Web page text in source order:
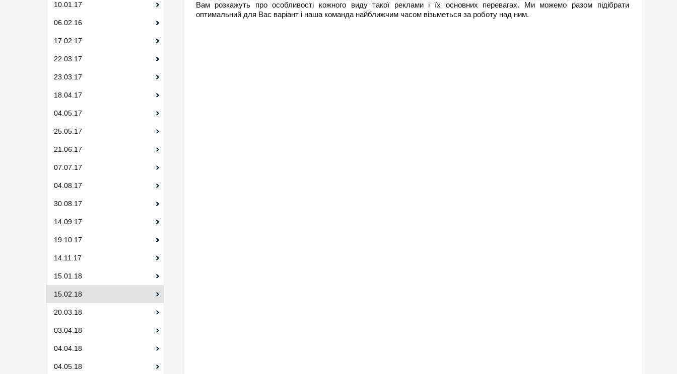
10.01.17
06.02.16
17.02.17
22.03.17
23.03.17
18.04.17
04.05.17
25.05.17
21.06.17
07.07.17
04.08.17
30.08.17
14.09.17
19.10.17
14.11.17
15.01.18
15.02.18
20.03.18
03.04.18
04.04.18
04.05.18
Вам розкажуть про особливості кожного виду такої реклами і їх основних перевагах. Ми можемо разом підібрати
оптимальний для Вас варіант і наша команда найближчим часом візьметься за роботу над ним.